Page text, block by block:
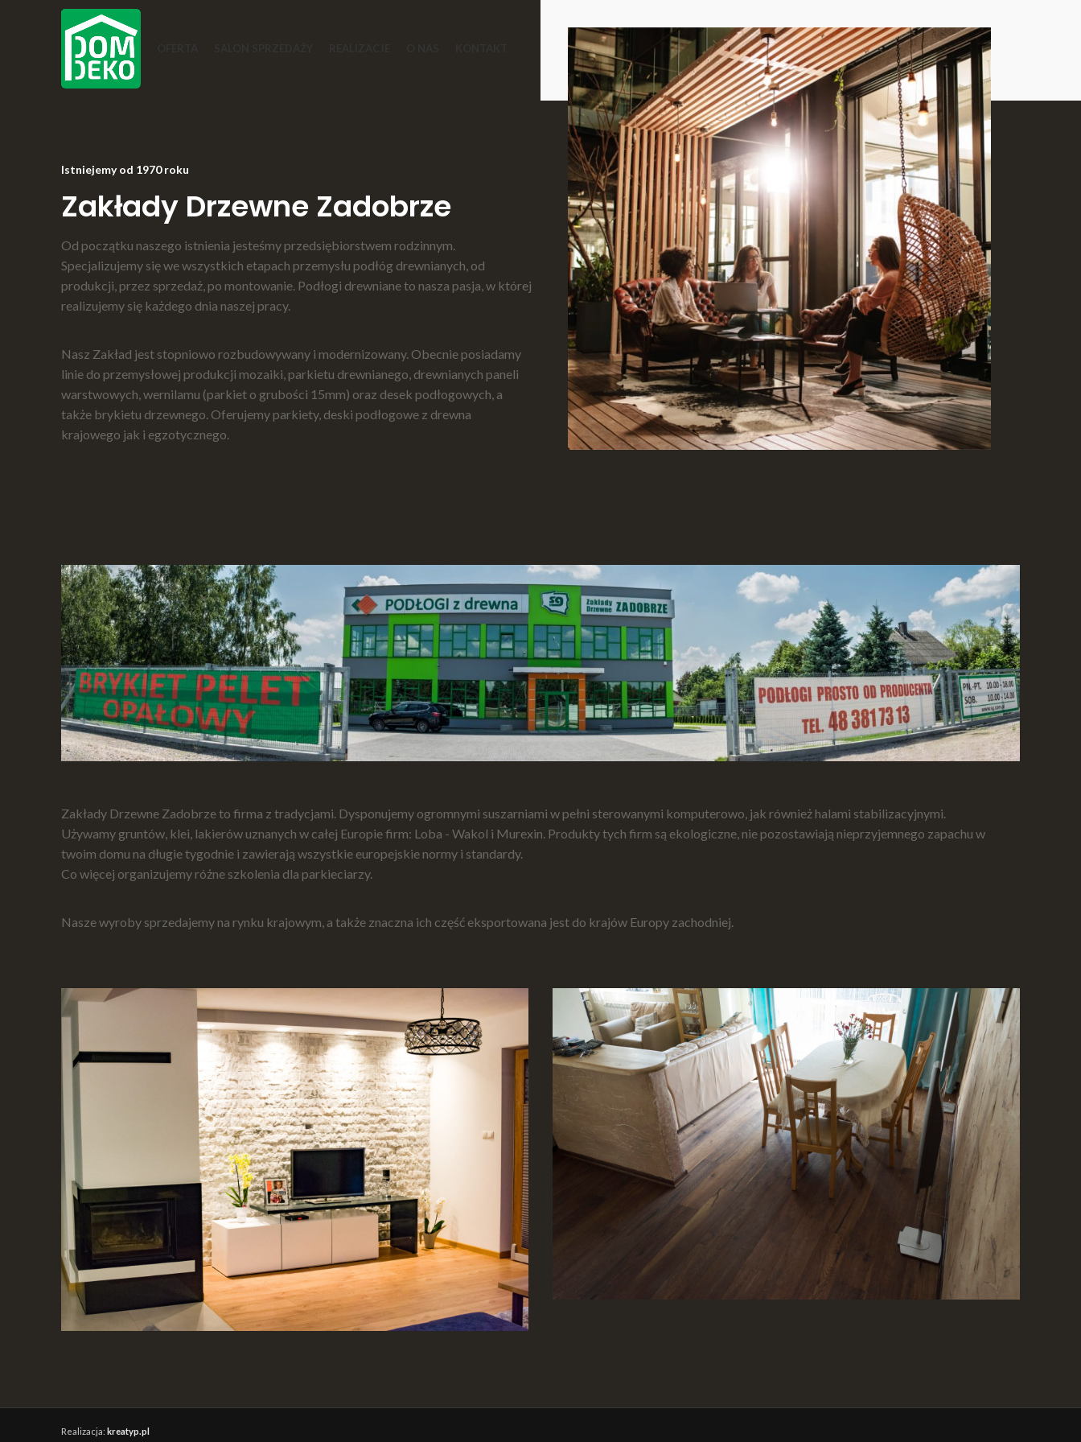
Istniejemy od 1970 roku
Zakłady Drzewne Zadobrze
Od początku naszego istnienia jesteśmy przedsiębiorstwem rodzinnym.
Specjalizujemy się we wszystkich etapach przemysłu podłóg drewnianych, od
produkcji, przez sprzedaż, po montowanie. Podłogi drewniane to nasza pasja, w której
realizujemy się każdego dnia naszej pracy.
Nasz Zakład jest stopniowo rozbudowywany i modernizowany. Obecnie posiadamy
linie do przemysłowej produkcji mozaiki, parkietu drewnianego, drewnianych paneli
warstwowych, wernilamu (parkiet o grubości 15mm) oraz desek podłogowych, a
także brykietu drzewnego. Oferujemy parkiety, deski podłogowe z drewna
krajowego jak i egzotycznego.
Zakłady Drzewne Zadobrze to firma z tradycjami. Dysponujemy ogromnymi suszarniami w pełni sterowanymi komputerowo, jak również halami stabilizacyjnymi.
Używamy gruntów, klei, lakierów uznanych w całej Europie firm: Loba - Wakol i Murexin. Produkty tych firm są ekologiczne, nie pozostawiają nieprzyjemnego zapachu w
twoim domu na długie tygodnie i zawierają wszystkie europejskie normy i standardy.
Co więcej organizujemy różne szkolenia dla parkieciarzy.
Nasze wyroby sprzedajemy na rynku krajowym, a także znaczna ich część eksportowana jest do krajów Europy zachodniej.
Realizacja: kreatyp.pl